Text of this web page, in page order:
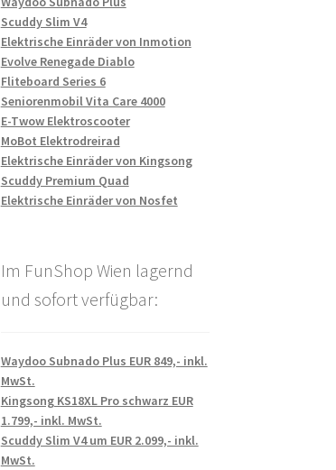
Scuddy Slim V4
Elektrische Einräder von Inmotion
Evolve Renegade Diablo
Fliteboard Series 6
Seniorenmobil Vita Care 4000
E-Twow Elektroscooter
MoBot Elektrodreirad
Elektrische Einräder von Kingsong
Scuddy Premium Quad
Elektrische Einräder von Nosfet
Im FunShop Wien lagernd
und sofort verfügbar:
Waydoo Subnado Plus EUR 849,- inkl.
MwSt.
Kingsong KS18XL Pro schwarz EUR
1.799,- inkl. MwSt.
Scuddy Slim V4 um EUR 2.099,- inkl.
MwSt.